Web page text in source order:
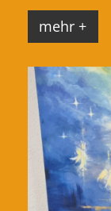
mehr +